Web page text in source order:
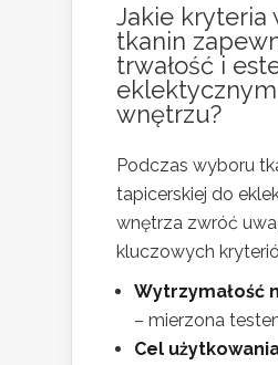
Jakie kryteria
tkanin
trwałość i
eklektycznym
wnętrzu?
Podczas wyboru
tapicerskiej do
wnętrza zwróć
kluczowych
Wytrzymałość
– mierzona
Cel